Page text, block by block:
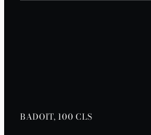
BADOIT, 100 CLS